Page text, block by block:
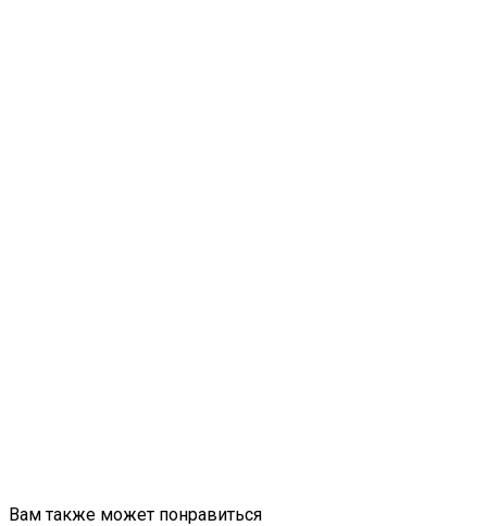
Вам также может понравиться